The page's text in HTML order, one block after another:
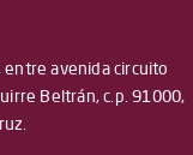
entre avenida circuito
Beltrán, c.p. 91000,